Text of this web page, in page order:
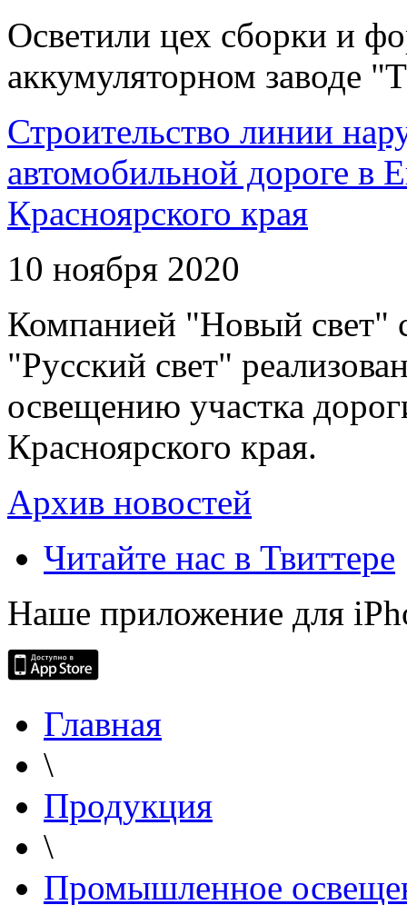
Осветили цех сборки и
аккумуляторном заводе
Строительство линии
автомобильной дороге в
Красноярского края
10 ноября 2020
Компанией "Новый свет"
"Русский свет"
освещению участка
Красноярского края.
Архив новостей
Читайте нас в Твиттере
Наше приложение для
Главная
\
Продукция
\
Промышленное